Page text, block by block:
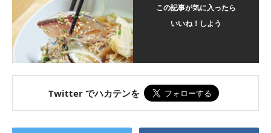
この記事が気に入ったら
いいね！しよう
Twitter でハカテンを